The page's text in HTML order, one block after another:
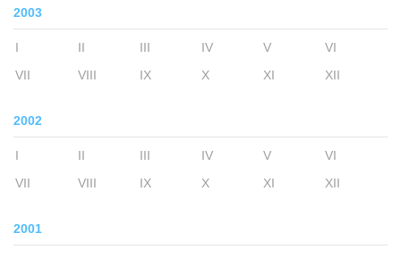
2003
I II III IV V
VI
VII
VIII IX X XI XII
2002
I II III IV V
VI
VII
VIII IX X XI XII
2001